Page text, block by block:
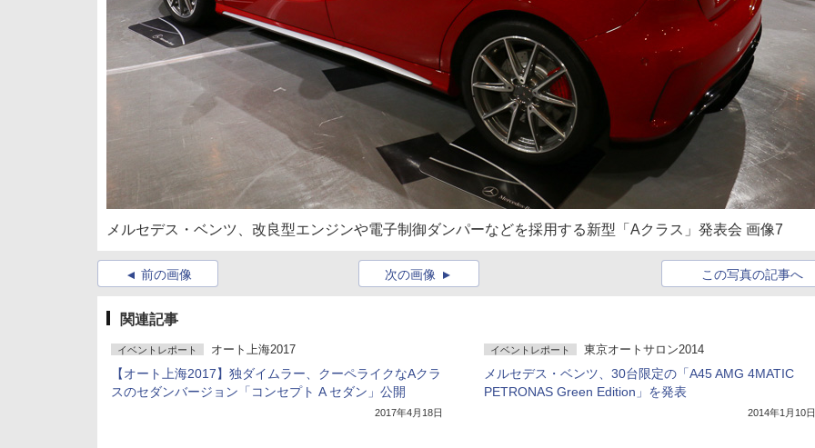
メルセデス・ベンツ、改良型エンジンや電子制御ダンパーなどを採用する新型「Aクラス」発表会 画像7
前の画像 この写真の記事へ
次の画像
関連記事
イベントレポート オート上海2017
【オート上海2017】独ダイムラー、クーペライクなAクラ
スのセダンバージョン「コンセプト A セダン」公開
2017年4月18日
イベントレポート 東京オートサロン2014
メルセデス・ベンツ、30台限定の「A45 AMG 4MATIC
PETRONAS Green Edition」を発表
2014年1月10日